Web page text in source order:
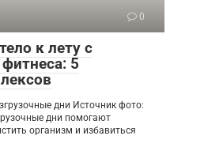
0
к лету с
5
дни Источник фото:
дни помогают
организм и избавиться